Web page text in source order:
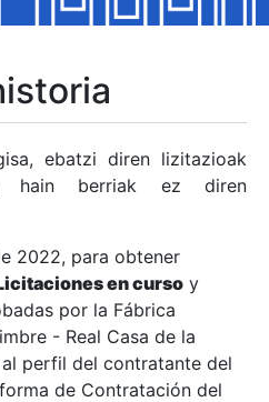
ebatzi diren lizitazioak
hain berriak ez diren
2022, para obtener
en curso y
por la Fábrica
- Real Casa de la
perfil del contratante del
de Contratación del